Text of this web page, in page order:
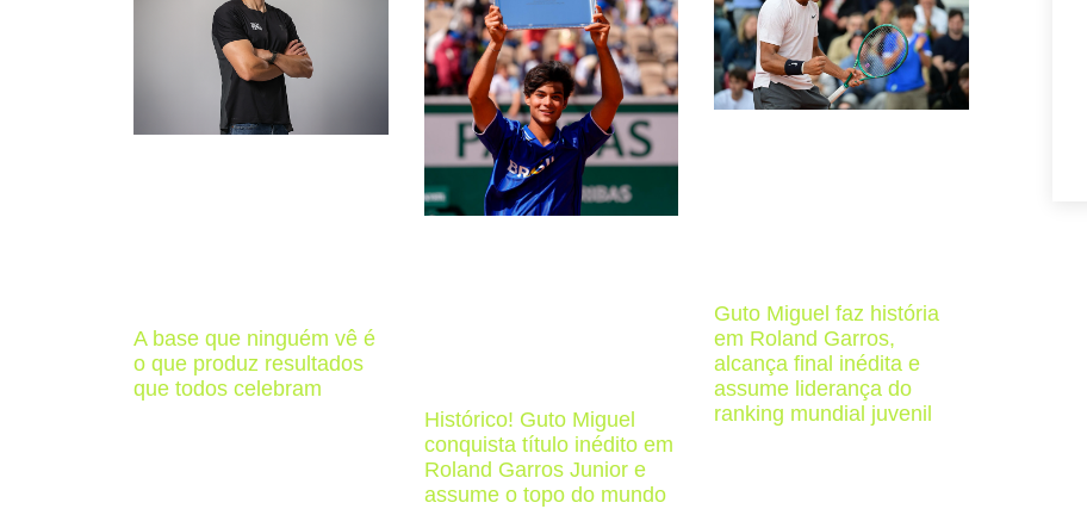
A base que ninguém vê é
o que produz resultados
que todos celebram
Histórico! Guto Miguel
conquista título inédito em
Roland Garros Junior e
assume o topo do mundo
Guto Miguel faz história
em Roland Garros,
alcança final inédita e
assume liderança do
ranking mundial juvenil